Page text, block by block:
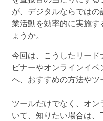
が、デジタルならでは
業活動を効率的に実施
ょうか。
今回は、こうしたリー
ビナーやオンラインイ
へ、おすすめの方法やツ
ツールだけでなく、オ
いて、知りたい場合は